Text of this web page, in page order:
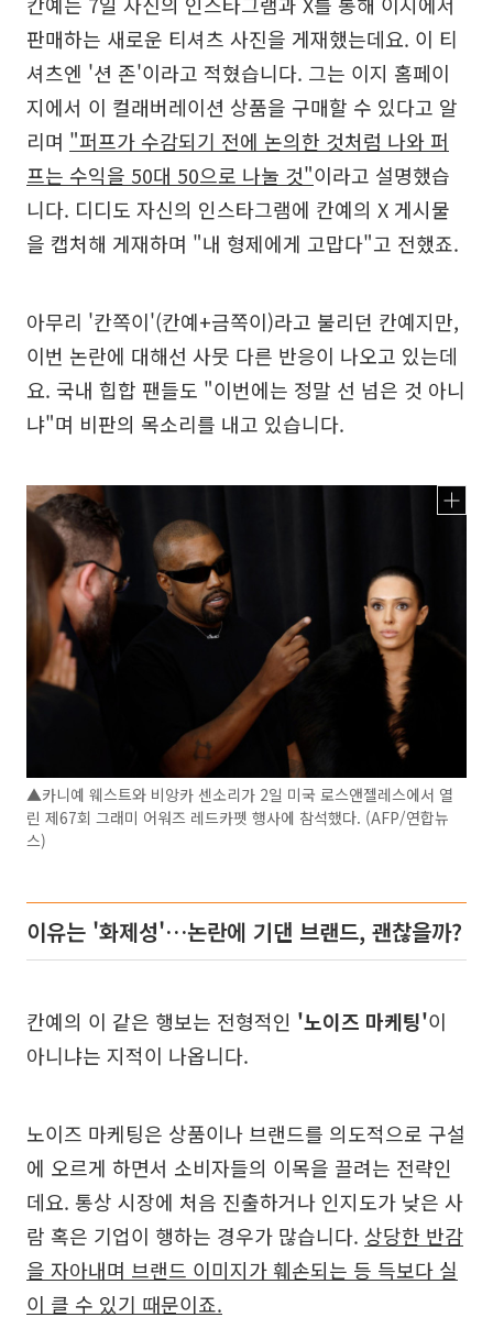
판매하는 새로운 티셔츠 사진을 게재했는데요. 이 티
셔츠엔 '션 존'이라고 적혔습니다. 그는 이지 홈페이
지에서 이 컬래버레이션 상품을 구매할 수 있다고 알
리며 "퍼프가 수감되기 전에 논의한 것처럼 나와 퍼
프는 수익을 50대 50으로 나눌 것"이라고 설명했습
니다. 디디도 자신의 인스타그램에 칸예의 X 게시물
을 캡처해 게재하며 "내 형제에게 고맙다"고 전했죠.
아무리 '칸쪽이'(칸예+금쪽이)라고 불리던 칸예지만,
이번 논란에 대해선 사뭇 다른 반응이 나오고 있는데
요. 국내 힙합 팬들도 "이번에는 정말 선 넘은 것 아니
냐"며 비판의 목소리를 내고 있습니다.
▲카니예 웨스트와 비앙카 센소리가 2일 미국 로스앤젤레스에서 열
린 제67회 그래미 어워즈 레드카펫 행사에 참석했다. (AFP/연합뉴
스)
이유는 '화제성'…논란에 기댄 브랜드, 괜찮을까?
칸예의 이 같은 행보는 전형적인 '노이즈 마케팅'이
아니냐는 지적이 나옵니다.
노이즈 마케팅은 상품이나 브랜드를 의도적으로 구설
에 오르게 하면서 소비자들의 이목을 끌려는 전략인
데요. 통상 시장에 처음 진출하거나 인지도가 낮은 사
람 혹은 기업이 행하는 경우가 많습니다. 상당한 반감
을 자아내며 브랜드 이미지가 훼손되는 등 득보다 실
이 클 수 있기 때문이죠.